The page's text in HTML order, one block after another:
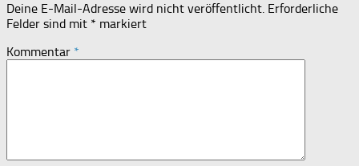
Deine E-Mail-Adresse wird nicht veröffentlicht. Erforderliche
Felder sind mit * markiert
Kommentar *